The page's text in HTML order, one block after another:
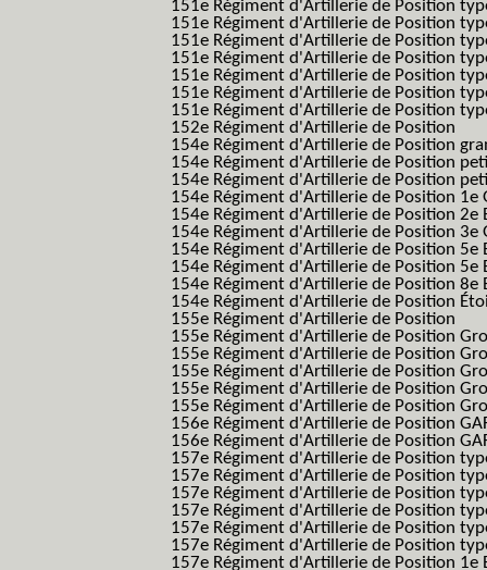
151e Régiment d'Artillerie de Position
151e Régiment d'Artillerie de Position
151e Régiment d'Artillerie de Position
151e Régiment d'Artillerie de Position
151e Régiment d'Artillerie de Position
151e Régiment d'Artillerie de Position
151e Régiment d'Artillerie de Position
152e Régiment d'Artillerie de Position
154e Régiment d'Artillerie de Position
154e Régiment d'Artillerie de Position
154e Régiment d'Artillerie de Position
154e Régiment d'Artillerie de Position 1e
154e Régiment d'Artillerie de Position 2e
154e Régiment d'Artillerie de Position 3e
154e Régiment d'Artillerie de Position 5e
154e Régiment d'Artillerie de Position 5e
154e Régiment d'Artillerie de Position 8e
154e Régiment d'Artillerie de Position
155e Régiment d'Artillerie de Position
155e Régiment d'Artillerie de Position
155e Régiment d'Artillerie de Position
155e Régiment d'Artillerie de Position
155e Régiment d'Artillerie de Position
155e Régiment d'Artillerie de Position
156e Régiment d'Artillerie de Position
156e Régiment d'Artillerie de Position
157e Régiment d'Artillerie de Position
157e Régiment d'Artillerie de Position
157e Régiment d'Artillerie de Position
157e Régiment d'Artillerie de Position
157e Régiment d'Artillerie de Position
157e Régiment d'Artillerie de Position
157e Régiment d'Artillerie de Position 1e